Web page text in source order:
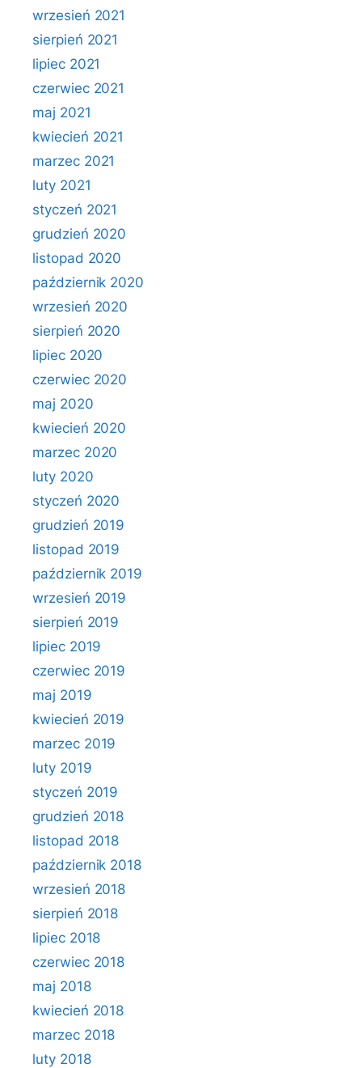
wrzesień 2021
sierpień 2021
lipiec 2021
czerwiec 2021
maj 2021
kwiecień 2021
marzec 2021
luty 2021
styczeń 2021
grudzień 2020
listopad 2020
październik 2020
wrzesień 2020
sierpień 2020
lipiec 2020
czerwiec 2020
maj 2020
kwiecień 2020
marzec 2020
luty 2020
styczeń 2020
grudzień 2019
listopad 2019
październik 2019
wrzesień 2019
sierpień 2019
lipiec 2019
czerwiec 2019
maj 2019
kwiecień 2019
marzec 2019
luty 2019
styczeń 2019
grudzień 2018
listopad 2018
październik 2018
wrzesień 2018
sierpień 2018
lipiec 2018
czerwiec 2018
maj 2018
kwiecień 2018
marzec 2018
luty 2018